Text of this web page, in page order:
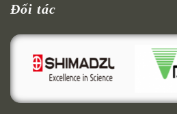
Đối tác